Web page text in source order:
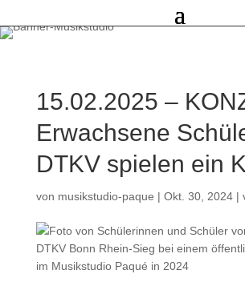
15.02.2025 –
Erwachsene
DTKV spielen ein
von musikstudio-paque | Okt. 30, 2024|